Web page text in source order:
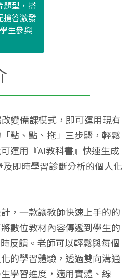
題型，搭
搶答激發
學生參與
變備課模式，即可運用現有
點、點、拖」三步驟，輕鬆
運用『AI教科書』快速生成
即時學習診斷分析的個人化
，一款讓教師快速上手的的
數位教材內容傳遞到學生的
反饋。老師可以輕鬆與每個
的學習體驗，透過雙向溝通
學習進度，適用實體、線